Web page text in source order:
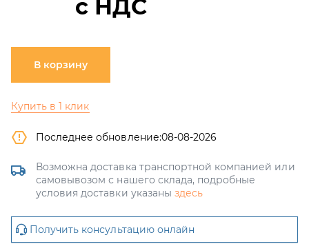
с НДС
В корзину
Купить в 1 клик
Последнее обновление:08-08-2026
Возможна доставка транспортной компанией или
самовывозом с нашего склада, подробные
условия доставки указаны здесь
Получить консультацию онлайн